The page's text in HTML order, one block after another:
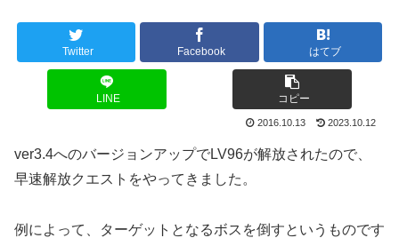
Twitter Facebook はてブ
LINE コピー
2016.10.13 2023.10.12
ver3.4へのバージョンアップでLV96が解放されたので、
早速解放クエストをやってきました。
例によって、ターゲットとなるボスを倒すというものです